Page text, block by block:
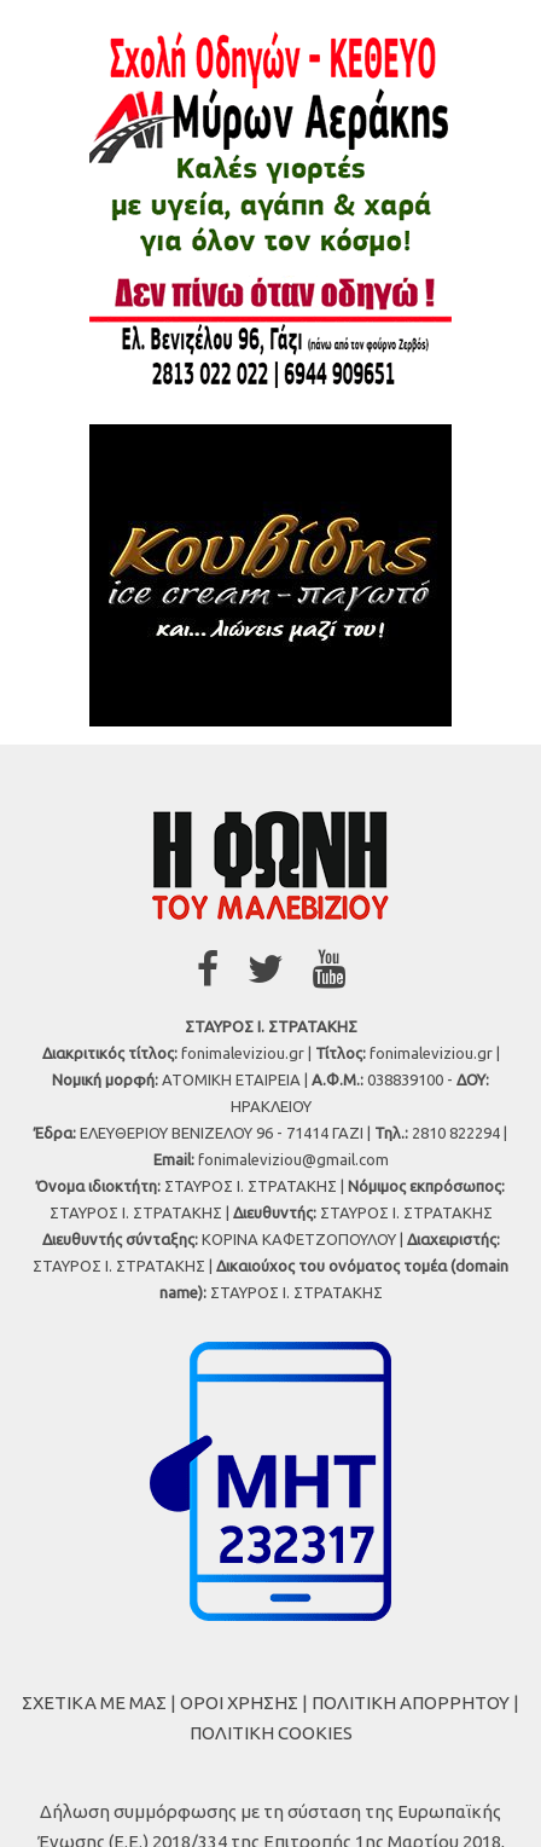
ΣΤΑΥΡΟΣ Ι. ΣΤΡΑΤΑΚΗΣ
Διακριτικός τίτλος:fonimaleviziou.gr | Τίτλος:fonimaleviziou.gr |
Νομική μορφή: ΑΤΟΜΙΚΗ ΕΤΑΙΡΕΙΑ | Α.Φ.Μ.: 038839100 - ΔΟΥ:
ΗΡΑΚΛΕΙΟΥ
Έδρα: ΕΛΕΥΘΕΡΙΟΥ ΒΕΝΙΖΕΛΟΥ 96 - 71414 ΓΑΖΙ | Τηλ.: 2810 822294 |
Εmail: fonimaleviziou@gmail.com
Όνομα ιδιοκτήτη: ΣΤΑΥΡΟΣ Ι. ΣΤΡΑΤΑΚΗΣ | Νόμιμος εκπρόσωπος:
ΣΤΑΥΡΟΣ Ι. ΣΤΡΑΤΑΚΗΣ | Διευθυντής:ΣΤΑΥΡΟΣ Ι. ΣΤΡΑΤΑΚΗΣ
Διευθυντής σύνταξης:ΚΟΡΙΝΑ ΚΑΦΕΤΖΟΠΟΥΛΟΥ | Διαχειριστής:
ΣΤΑΥΡΟΣ Ι. ΣΤΡΑΤΑΚΗΣ | Δικαιούχος του ονόματος τομέα (domain
name):ΣΤΑΥΡΟΣ Ι. ΣΤΡΑΤΑΚΗΣ
ΣΧΕΤΙΚΑ ΜΕ ΜΑΣ | ΟΡΟΙ ΧΡΗΣΗΣ | ΠΟΛΙΤΙΚΗ ΑΠΟΡΡΗΤΟΥ |
ΠΟΛΙΤΙΚΗ COOKIES
Δήλωση συμμόρφωσης με τη σύσταση της Ευρωπαϊκής
Ένωσης (Ε.Ε.) 2018/334 της Επιτροπής 1ης Μαρτίου 2018,